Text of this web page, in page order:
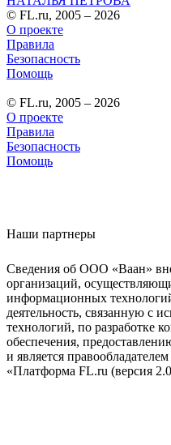
© FL.ru, 2005 – 2026
О проекте
Правила
Безопасность
Помощь
© FL.ru, 2005 – 2026
О проекте
Правила
Безопасность
Помощь
Наши партнеры
Сведения об ООО «Ваан»
организаций,
информационных
деятельность, связанную с
технологий, по разработке
обеспечения,
и является
«Платформа FL.ru (версия